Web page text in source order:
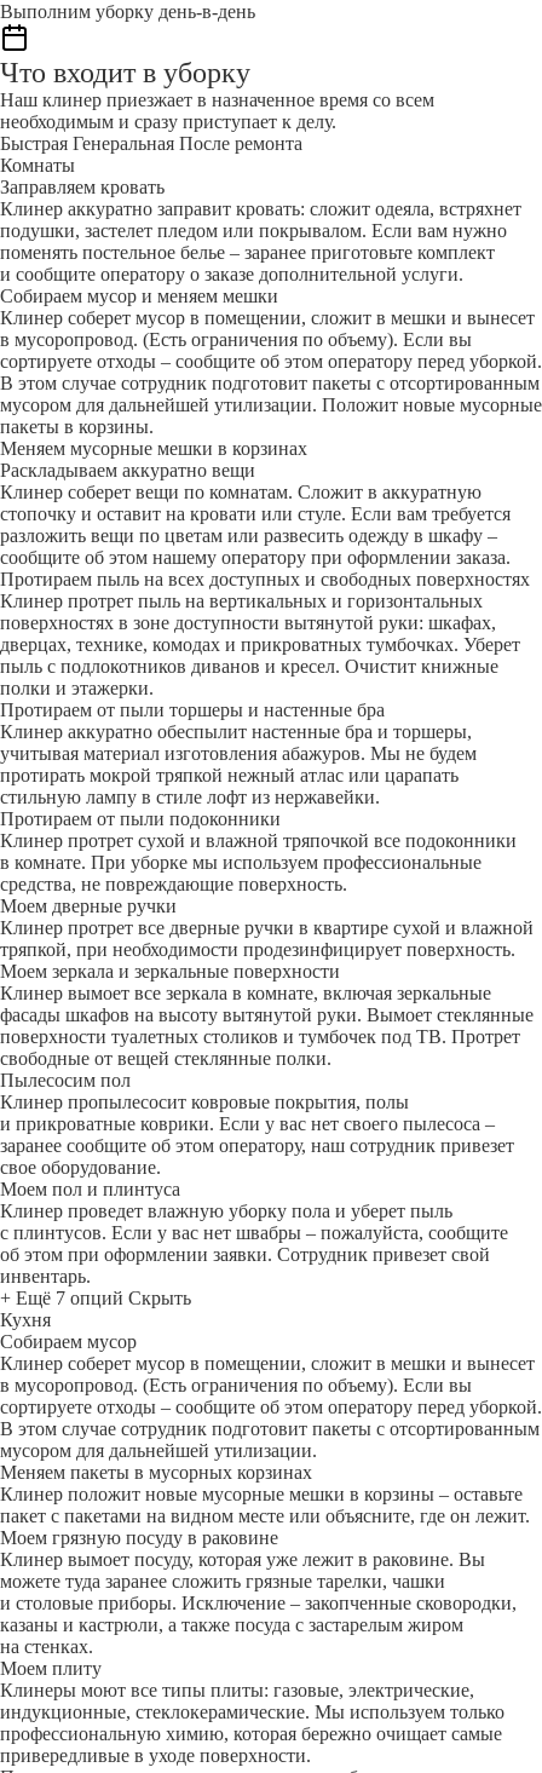
Выполним уборку день-в-день
Что входит в уборку
Наш клинер приезжает в назначенное время со всем
необходимым и сразу приступает к делу.
Быстрая Генеральная После ремонта
Комнаты
Заправляем кровать
Клинер аккуратно заправит кровать: сложит одеяла, встряхнет
подушки, застелет пледом или покрывалом. Если вам нужно
поменять постельное белье – заранее приготовьте комплект
и сообщите оператору о заказе дополнительной услуги.
Собираем мусор и меняем мешки
Клинер соберет мусор в помещении, сложит в мешки и вынесет
в мусоропровод. (Есть ограничения по объему). Если вы
сортируете отходы – сообщите об этом оператору перед уборкой.
В этом случае сотрудник подготовит пакеты с отсортированным
мусором для дальнейшей утилизации. Положит новые мусорные
пакеты в корзины.
Меняем мусорные мешки в корзинах
Раскладываем аккуратно вещи
Клинер соберет вещи по комнатам. Сложит в аккуратную
стопочку и оставит на кровати или стуле. Если вам требуется
разложить вещи по цветам или развесить одежду в шкафу –
сообщите об этом нашему оператору при оформлении заказа.
Протираем пыль на всех доступных и свободных поверхностях
Клинер протрет пыль на вертикальных и горизонтальных
поверхностях в зоне доступности вытянутой руки: шкафах,
дверцах, технике, комодах и прикроватных тумбочках. Уберет
пыль с подлокотников диванов и кресел. Очистит книжные
полки и этажерки.
Протираем от пыли торшеры и настенные бра
Клинер аккуратно обеспылит настенные бра и торшеры,
учитывая материал изготовления абажуров. Мы не будем
протирать мокрой тряпкой нежный атлас или царапать
стильную лампу в стиле лофт из нержавейки.
Протираем от пыли подоконники
Клинер протрет сухой и влажной тряпочкой все подоконники
в комнате. При уборке мы используем профессиональные
средства, не повреждающие поверхность.
Моем дверные ручки
Клинер протрет все дверные ручки в квартире сухой и влажной
тряпкой, при необходимости продезинфицирует поверхность.
Моем зеркала и зеркальные поверхности
Клинер вымоет все зеркала в комнате, включая зеркальные
фасады шкафов на высоту вытянутой руки. Вымоет стеклянные
поверхности туалетных столиков и тумбочек под ТВ. Протрет
свободные от вещей стеклянные полки.
Пылесосим пол
Клинер пропылесосит ковровые покрытия, полы
и прикроватные коврики. Если у вас нет своего пылесоса –
заранее сообщите об этом оператору, наш сотрудник привезет
свое оборудование.
Моем пол и плинтуса
Клинер проведет влажную уборку пола и уберет пыль
с плинтусов. Если у вас нет швабры – пожалуйста, сообщите
об этом при оформлении заявки. Сотрудник привезет свой
инвентарь.
+ Ещё 7 опций Скрыть
Кухня
Собираем мусор
Клинер соберет мусор в помещении, сложит в мешки и вынесет
в мусоропровод. (Есть ограничения по объему). Если вы
сортируете отходы – сообщите об этом оператору перед уборкой.
В этом случае сотрудник подготовит пакеты с отсортированным
мусором для дальнейшей утилизации.
Меняем пакеты в мусорных корзинах
Клинер положит новые мусорные мешки в корзины – оставьте
пакет с пакетами на видном месте или объясните, где он лежит.
Моем грязную посуду в раковине
Клинер вымоет посуду, которая уже лежит в раковине. Вы
можете туда заранее сложить грязные тарелки, чашки
и столовые приборы. Исключение – закопченные сковородки,
казаны и кастрюли, а также посуда с застарелым жиром
на стенках.
Моем плиту
Клинеры моют все типы плиты: газовые, электрические,
индукционные, стеклокерамические. Мы используем только
профессиональную химию, которая бережно очищает самые
привередливые в уходе поверхности.